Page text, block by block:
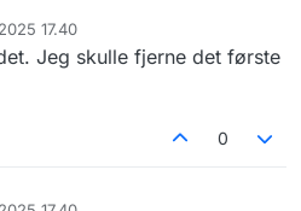
det så en kategori.
på f.eks.
herfra ved at søge på
17.40
Jeg skulle fjerne det første
0